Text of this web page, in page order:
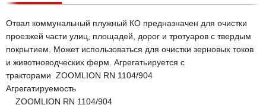
Отвал коммунальный плужный КО предназначен для очистки
проезжей части улиц, площадей, дорог и тротуаров с твердым
покрытием. Может использоваться для очистки зерновых токов
и животноводческих ферм. Агрегатьируется с
тракторами ZOOMLION RN 1104/904
Агрегатируемость
ZOOMLION RN 1104/904